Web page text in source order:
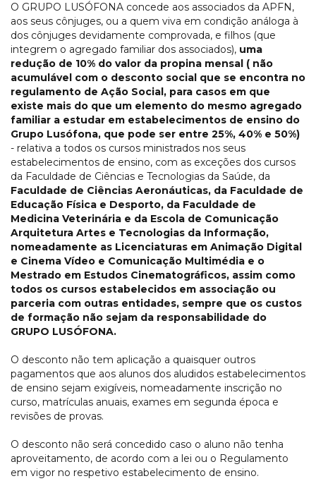
O GRUPO LUSÓFONA concede aos associados da APFN,
aos seus cônjuges, ou a quem viva em condição análoga à
dos cônjuges devidamente comprovada, e filhos (que
integrem o agregado familiar dos associados), uma
redução de 10% do valor da propina mensal ( não
acumulável com o desconto social que se encontra no
regulamento de Ação Social, para casos em que
existe mais do que um elemento do mesmo agregado
familiar a estudar em estabelecimentos de ensino do
Grupo Lusófona, que pode ser entre 25%, 40% e 50%)
- relativa a todos os cursos ministrados nos seus
estabelecimentos de ensino, com as exceções dos cursos
da Faculdade de Ciências e Tecnologias da Saúde, da
Faculdade de Ciências Aeronáuticas, da Faculdade de
Educação Física e Desporto, da Faculdade de
Medicina Veterinária e da Escola de Comunicação
Arquitetura Artes e Tecnologias da Informação,
nomeadamente as Licenciaturas em Animação Digital
e Cinema Vídeo e Comunicação Multimédia e o
Mestrado em Estudos Cinematográficos, assim como
todos os cursos estabelecidos em associação ou
parceria com outras entidades, sempre que os custos
de formação não sejam da responsabilidade do
GRUPO LUSÓFONA.
O desconto não tem aplicação a quaisquer outros
pagamentos que aos alunos dos aludidos estabelecimentos
de ensino sejam exigíveis, nomeadamente inscrição no
curso, matrículas anuais, exames em segunda época e
revisões de provas.
O desconto não será concedido caso o aluno não tenha
aproveitamento, de acordo com a lei ou o Regulamento
em vigor no respetivo estabelecimento de ensino.